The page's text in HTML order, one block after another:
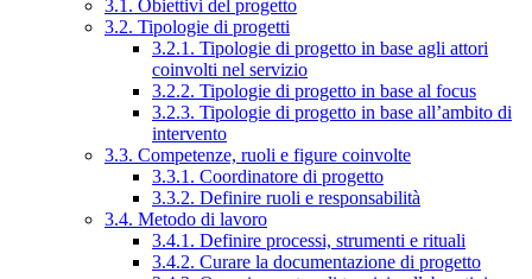
3.1. Obiettivi del progetto
3.2. Tipologie di progetti
3.2.1. Tipologie di progetto in base agli attori
coinvolti nel servizio
3.2.2. Tipologie di progetto in base al focus
3.2.3. Tipologie di progetto in base all’ambito di
intervento
3.3. Competenze, ruoli e figure coinvolte
3.3.1. Coordinatore di progetto
3.3.2. Definire ruoli e responsabilità
3.4. Metodo di lavoro
3.4.1. Definire processi, strumenti e rituali
3.4.2. Curare la documentazione di progetto